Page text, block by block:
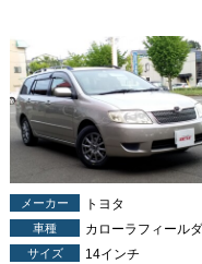
メーカー トヨタ
車種 カローラフィール
サイズ 14インチ